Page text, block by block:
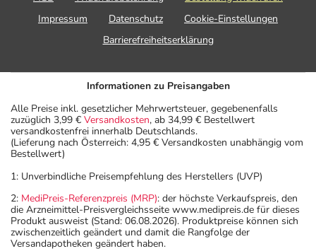
Impressum
Datenschutz
Cookie-Einstellungen
Barrierefreiheitserklärung
Informationen zu Preisangaben
Alle Preise inkl. gesetzlicher Mehrwertsteuer, gegebenenfalls
zuzüglich 3,99 € Versandkosten, ab 34,99 € Bestellwert
versandkostenfrei innerhalb Deutschlands.
(Lieferung nach Österreich: 4,95 € Versandkosten unabhängig vom
Bestellwert)
1: Unverbindliche Preisempfehlung des Herstellers (UVP)
2: MediPreis-Referenzpreis (MRP): der höchste Verkaufspreis, den
die Arzneimittel-Preisvergleichsseite www.medipreis.de für dieses
Produkt ausweist (Stand: 06.08.2026). Produktpreise können sich
zwischenzeitlich geändert und damit die Rangfolge der
Versandapotheken geändert haben.